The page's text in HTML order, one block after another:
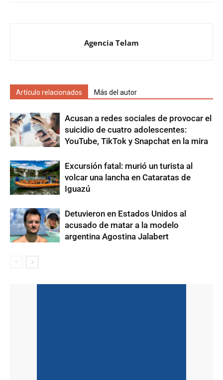
Agencia Telam
Artículo relacionados Más del autor
Acusan a redes sociales de provocar el
suicidio de cuatro adolescentes:
YouTube, TikTok y Snapchat en la mira
Excursión fatal: murió un turista al
volcar una lancha en Cataratas de
Iguazú
Detuvieron en Estados Unidos al
acusado de matar a la modelo
argentina Agostina Jalabert